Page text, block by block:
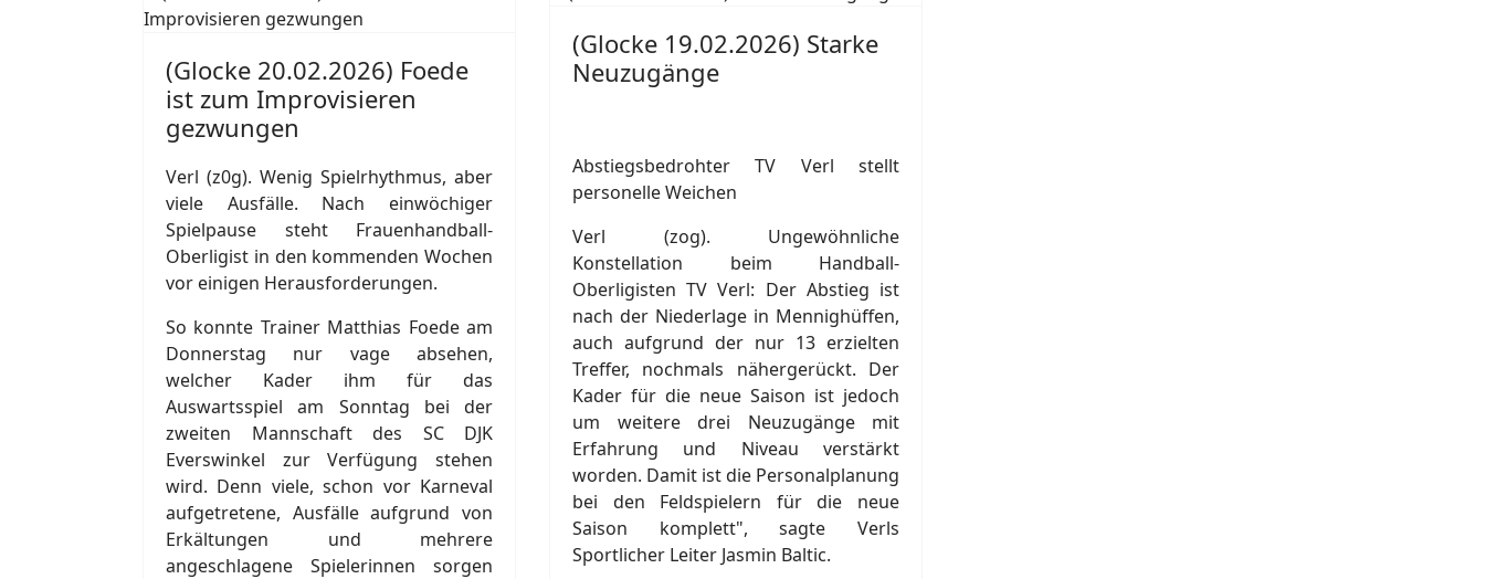
(Glocke 20.02.2026) Foede
ist zum Improvisieren
gezwungen
Verl (z0g). Wenig Spielrhythmus, aber
viele Ausfälle. Nach einwöchiger
Spielpause steht Frauenhandball-
Oberligist in den kommenden Wochen
vor einigen Herausforderungen.
So konnte Trainer Matthias Foede am
Donnerstag nur vage absehen,
welcher Kader ihm für das
Auswartsspiel am Sonntag bei der
zweiten Mannschaft des SC DJK
Everswinkel zur Verfügung stehen
wird. Denn viele, schon vor Karneval
aufgetretene, Ausfälle aufgrund von
Erkältungen und mehrere
angeschlagene Spielerinnen sorgen
(Glocke 19.02.2026) Starke
Neuzugänge
Abstiegsbedrohter TV Verl stellt
personelle Weichen
Verl (zog). Ungewöhnliche
Konstellation beim Handball-
Oberligisten TV Verl: Der Abstieg ist
nach der Niederlage in Mennighüffen,
auch aufgrund der nur 13 erzielten
Treffer, nochmals nähergerückt. Der
Kader für die neue Saison ist jedoch
um weitere drei Neuzugänge mit
Erfahrung und Niveau verstärkt
worden. Damit ist die Personalplanung
bei den Feldspielern für die neue
Saison komplett", sagte Verls
Sportlicher Leiter Jasmin Baltic.